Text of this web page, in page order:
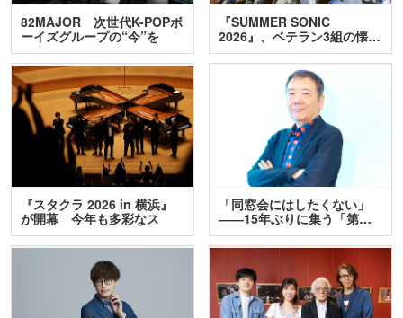
82MAJOR 次世代K-POPボ
ーイズグループの“今”を
訊…
『SUMMER SONIC
2026』、ベテラン3組の懐…
『スタクラ 2026 in 横浜』
が開幕 今年も多彩なス
テ…
「同窓会にはしたくない」
――15年ぶりに集う「第…